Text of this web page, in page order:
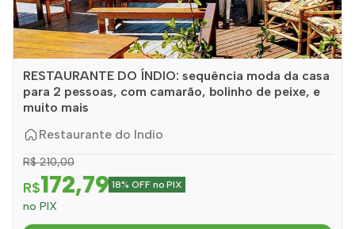
RESTAURANTE DO ÍNDIO: sequência moda da casa
para 2 pessoas, com camarão, bolinho de peixe, e
muito mais
Restaurante do Indio
R$ 210,00
R$172,79 18% OFF no PIX
no PIX